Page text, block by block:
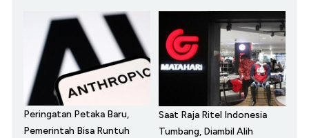
Peringatan Petaka Baru,
Pemerintah Bisa Runtuh
Saat Raja Ritel Indonesia
Tumbang, Diambil Alih